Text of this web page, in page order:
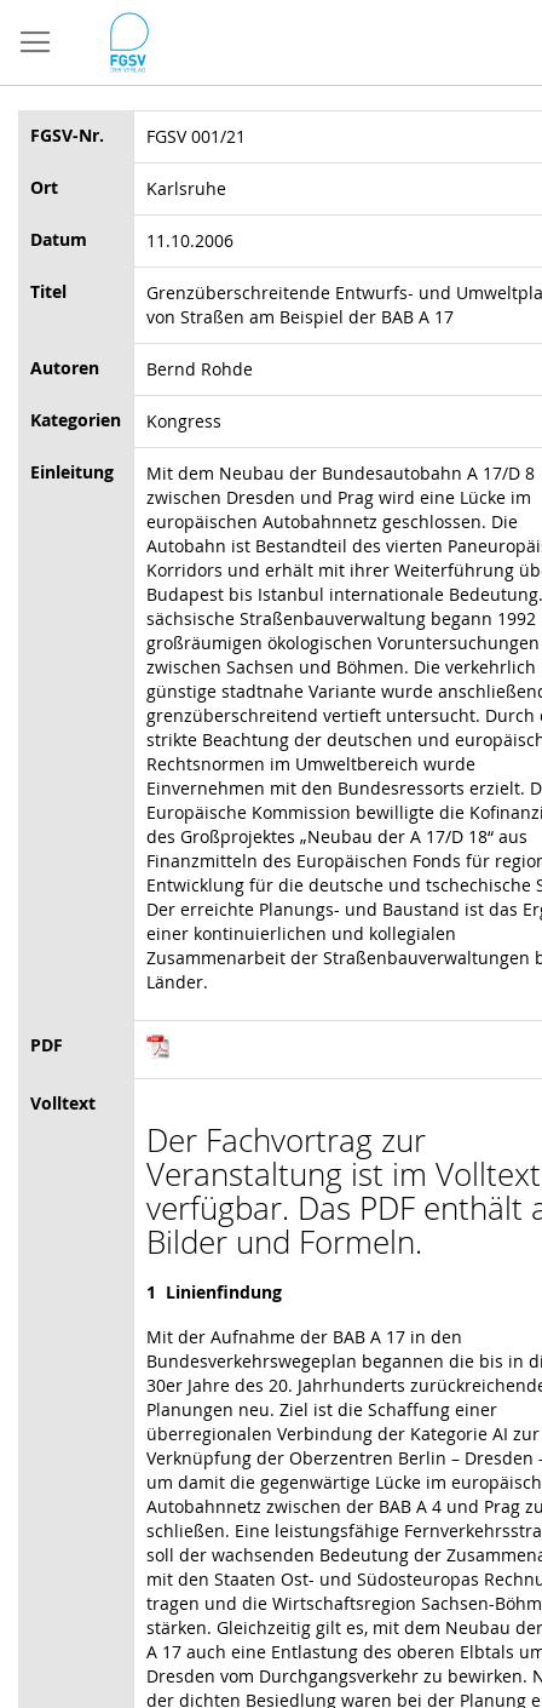
zum
Inhalt
FGSV-Nr. FGSV 001/21
Ort Karlsruhe
Datum 11.10.2006
Titel
Grenzüberschreitende Entwurfs- und
von Straßen am Beispiel der BAB A 17
Autoren Bernd Rohde
Kategorien Kongress
Einleitung
Mit dem Neubau der Bundesautobahn A 17/D 8
zwischen Dresden und Prag wird eine Lücke im
europäischen Autobahnnetz geschlossen. Die
Autobahn ist Bestandteil des vierten
Korridors und erhält mit ihrer Weiterführung
Budapest bis Istanbul internationale
sächsische Straßenbauverwaltung begann 1992
großräumigen ökologischen Voruntersuchungen
zwischen Sachsen und Böhmen. Die verkehrlich
günstige stadtnahe Variante wurde
grenzüberschreitend vertieft untersucht. Durch
strikte Beachtung der deutschen und
Rechtsnormen im Umweltbereich wurde
Einvernehmen mit den Bundesressorts erzielt.
Europäische Kommission bewilligte die
des Großprojektes „Neubau der A 17/D 18“ aus
Finanzmitteln des Europäischen Fonds für
Entwicklung für die deutsche und tschechische
Der erreichte Planungs- und Baustand ist das
einer kontinuierlichen und kollegialen
Zusammenarbeit der Straßenbauverwaltungen
Länder.
PDF
Volltext
Der Fachvortrag zur
Veranstaltung ist im Volltext
verfügbar. Das PDF enthält
Bilder und Formeln.
1 Linienfindung
Mit der Aufnahme der BAB A 17 in den
Bundesverkehrswegeplan begannen die bis in
30er Jahre des 20. Jahrhunderts
Planungen neu. Ziel ist die Schaffung einer
überregionalen Verbindung der Kategorie AI zur
Verknüpfung der Oberzentren Berlin – Dresden
um damit die gegenwärtige Lücke im
Autobahnnetz zwischen der BAB A 4 und Prag
schließen. Eine leistungsfähige
soll der wachsenden Bedeutung der
mit den Staaten Ost- und Südosteuropas
tragen und die Wirtschaftsregion Sachsen-
stärken. Gleichzeitig gilt es, mit dem Neubau
A 17 auch eine Entlastung des oberen Elbtals
Dresden vom Durchgangsverkehr zu bewirken.
der dichten Besiedlung waren bei der Planung